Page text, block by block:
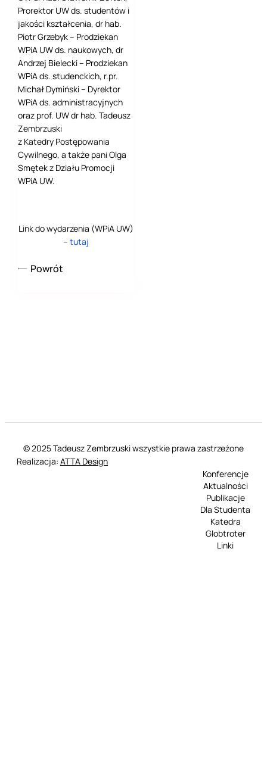
Prorektor UW ds. studentów i
jakości kształcenia, dr hab.
Piotr Grzebyk – Prodziekan
WPiA UW ds. naukowych, dr
Andrzej Bielecki – Prodziekan
WPiA ds. studenckich, r.pr.
Michał Dymiński – Dyrektor
WPiA ds. administracyjnych
oraz prof. UW dr hab. Tadeusz
Zembrzuski
z Katedry Postępowania
Cywilnego, a także pani Olga
Smętek z Działu Promocji
WPiA UW.
Link do wydarzenia (WPiA UW)
– tutaj
Powrót
© 2025 Tadeusz Zembrzuski wszystkie prawa zastrzeżone
Realizacja: ATTA Design
Konferencje
Aktualności
Publikacje
Dla Studenta
Katedra
Globtroter
Linki